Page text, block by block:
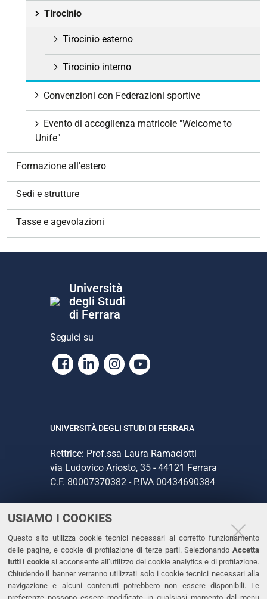
USIAMO I COOKIES
Questo sito utilizza cookie tecnici necessari al corretto funzionamento
delle pagine, e cookie di profilazione di terze parti. Selezionando Accetta
tutti i cookiesi acconsente all’utilizzo dei cookie analytics e di profilazione.
Chiudendo il banner verranno utilizzati solo i cookie tecnici necessari alla
navigazione e alcuni contenuti potrebbero non essere disponibili. Le
preferenze possono essere modificate in qualsiasi momento dal menu
Tirocinio
Tirocinio esterno
Tirocinio interno
Convenzioni con Federazioni sportive
Evento di accoglienza matricole "Welcome to
Unife"
Formazione all'estero
Sedi e strutture
Tasse e agevolazioni
Università
degli Studi
di Ferrara
Seguici su
Facebook
LinkedinInstagram
Youtube
UNIVERSITÀ DEGLI STUDI DI FERRARA
Rettrice: Prof.ssa Laura Ramaciotti
via Ludovico Ariosto, 35 - 44121 Ferrara
C.F. 80007370382 - P.IVA 00434690384
CONTATTI
Tel. +39 0532 293111
Fax. +39 0532 293031
PEC